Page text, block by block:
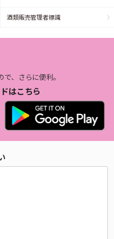
酒類販売管理者標識
、さらに便利。
はこちら